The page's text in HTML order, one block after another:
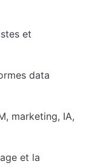
et
data
marketing, IA,
et la